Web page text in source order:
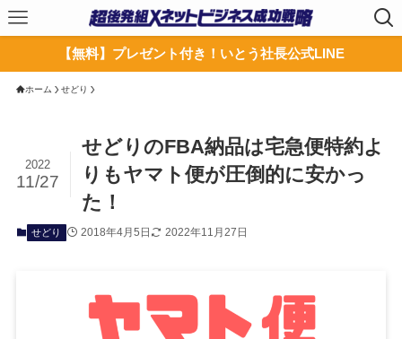
【無料】プレゼント付き！いとう社長公式LINE
ホーム せどり
せどりのFBA納品は宅急便特約よ
りもヤマト便が圧倒的に安かっ
た！
2022
11/27
せどり 2018年4月5日 2022年11月27日